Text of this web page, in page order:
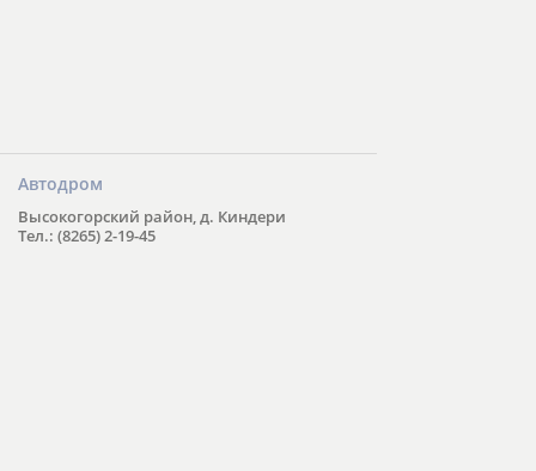
Автодром
Высокогорский район, д. Киндери
Тел.: (8265) 2-19-45